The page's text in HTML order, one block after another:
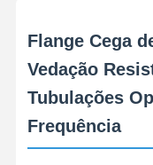
Flange Cega
Vedação
Tubulações
Frequência